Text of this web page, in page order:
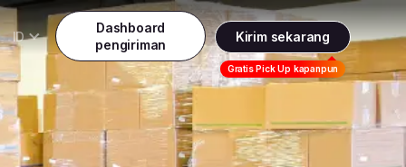
ID
Indonesia
English
Dashboard
pengiriman
Kirim sekarang
Gratis Pick Up kapanpun